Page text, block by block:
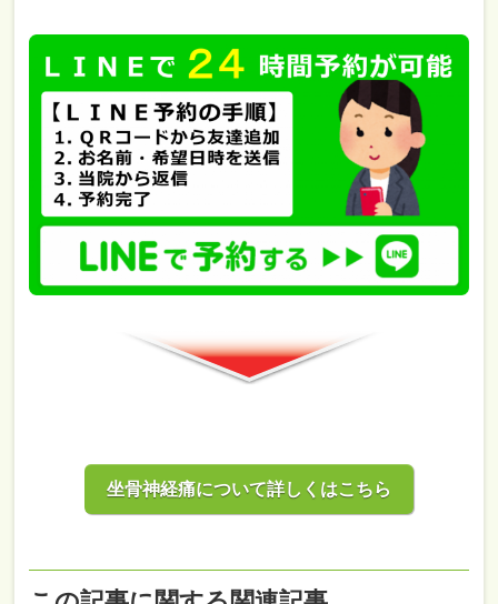
坐骨神経痛について詳しくはこちら